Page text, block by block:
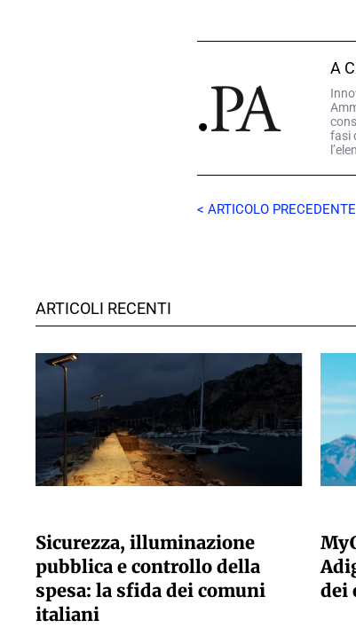
A
fasi
< ARTICOLO PRECEDENTE
ARTICOLI RECENTI
Sicurezza, illuminazione
pubblica e controllo della
spesa: la sfida dei comuni
italiani
dei